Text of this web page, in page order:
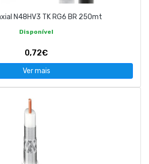
N48HV3 TK RG6 BR 250mt
Disponível
0,72€
Ver mais